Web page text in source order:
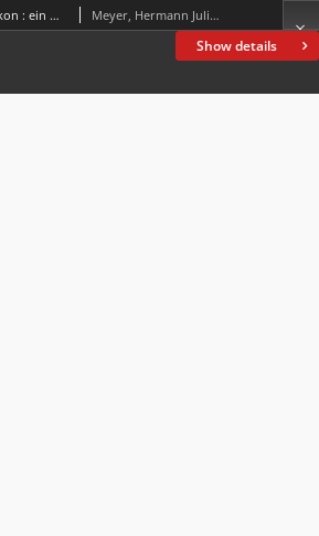
Show details
Meyers Konversations-Lexikon : ein Nachschlagewerk des allgemeinen Wissens Meyer, Hermann Julius (1826-1909)